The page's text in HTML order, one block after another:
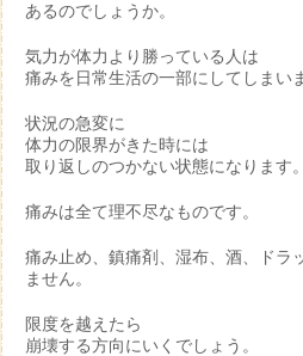
あるのでしょうか。
気力が体力より勝っている人は
痛みを日常生活の一部にしてしまい
状況の急変に
体力の限界がきた時には
取り返しのつかない状態になります。
痛みは全て理不尽なものです。
痛み止め、鎮痛剤、湿布、酒、ドラ
ません。
限度を越えたら
崩壊する方向にいくでしょう。